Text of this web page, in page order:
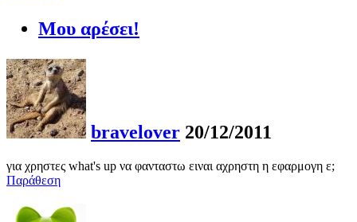
Μου αρέσει!
bravelover 20/12/2011
για χρηστες what's up να φανταστω ειναι αχρηστη η εφαρμογη ε;
Παράθεση